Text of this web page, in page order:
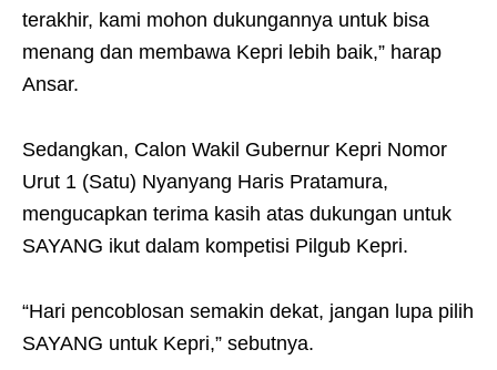
terakhir, kami mohon dukungannya untuk bisa
menang dan membawa Kepri lebih baik,” harap
Ansar.
Sedangkan, Calon Wakil Gubernur Kepri Nomor
Urut 1 (Satu) Nyanyang Haris Pratamura,
mengucapkan terima kasih atas dukungan untuk
SAYANG ikut dalam kompetisi Pilgub Kepri.
“Hari pencoblosan semakin dekat, jangan lupa pilih
SAYANG untuk Kepri,” sebutnya.